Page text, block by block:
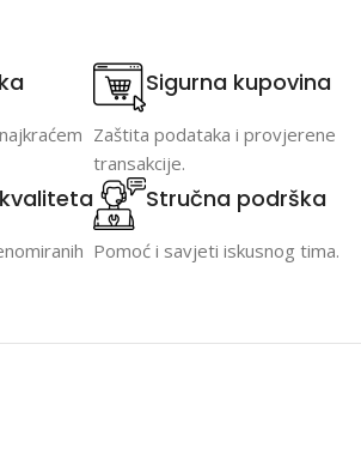
Sigurna kupovina
Zaštita podataka i provjerene
transakcije.
Stručna podrška
Pomoć i savjeti iskusnog tima.